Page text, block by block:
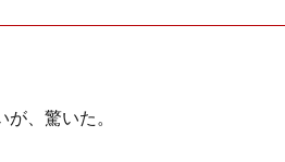
、驚いた。